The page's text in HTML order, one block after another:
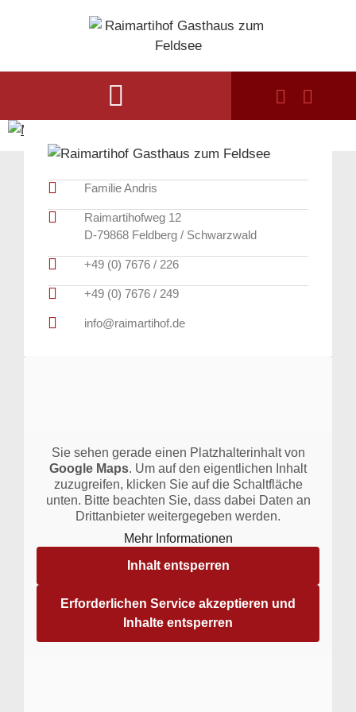
Familie Andris
Raimartihofweg 12
D-79868 Feldberg / Schwarzwald
+49 (0) 7676 / 226
+49 (0) 7676 / 249
info@raimartihof.de
Sie sehen gerade einen Platzhalterinhalt von
Google Maps. Um auf den eigentlichen Inhalt
zuzugreifen, klicken Sie auf die Schaltfläche
unten. Bitte beachten Sie, dass dabei Daten an
Drittanbieter weitergegeben werden.
Mehr Informationen
Inhalt entsperren
Erforderlichen Service akzeptieren und
Inhalte entsperren